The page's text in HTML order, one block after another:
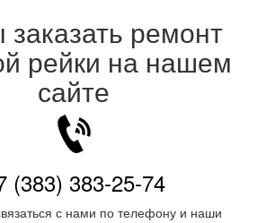
ремонт
рейки на нашем
сайте
(383) 383-25-74
с нами по телефону и наши